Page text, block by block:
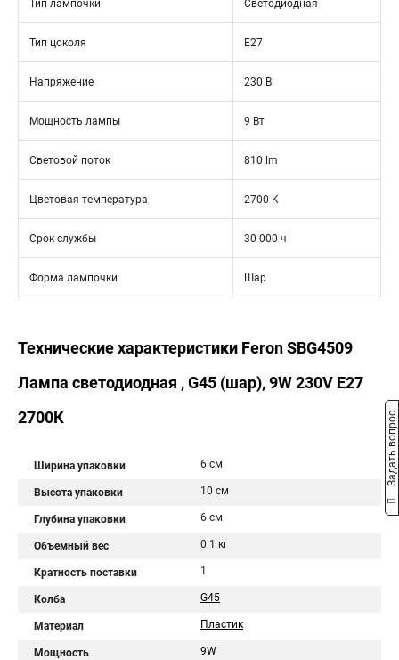
Тип лампочки Светодиодная
Тип цоколя E27
Напряжение 230 В
Мощность лампы 9 Вт
Световой поток 810 lm
Цветовая температура 2700 K
Срок службы 30 000 ч
Форма лампочки Шар
Технические характеристики Feron SBG4509
Лампа светодиодная , G45 (шар), 9W 230V E27
2700К
Ширина упаковки 6 см
Высота упаковки 10 см
Глубина упаковки 6 см
Объемный вес 0.1 кг
Кратность поставки 1
Колба G45
Материал Пластик
Мощность 9W
Задать вопрос